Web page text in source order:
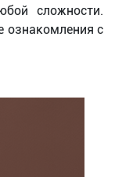
сложности.
ознакомления с